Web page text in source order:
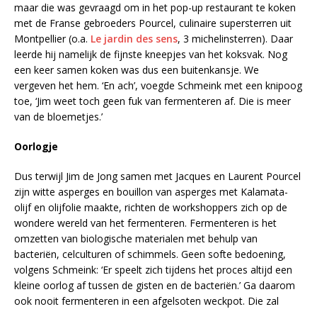
maar die was gevraagd om in het pop-up restaurant te koken
met de Franse gebroeders Pourcel, culinaire supersterren uit
Montpellier (o.a. Le jardin des sens, 3 michelinsterren). Daar
leerde hij namelijk de fijnste kneepjes van het koksvak. Nog
een keer samen koken was dus een buitenkansje. We
vergeven het hem. ‘En ach’, voegde Schmeink met een knipoog
toe, ‘Jim weet toch geen fuk van fermenteren af. Die is meer
van de bloemetjes.’
Oorlogje
Dus terwijl Jim de Jong samen met Jacques en Laurent Pourcel
zijn witte asperges en bouillon van asperges met Kalamata-
olijf en olijfolie maakte, richten de workshoppers zich op de
wondere wereld van het fermenteren. Fermenteren is het
omzetten van biologische materialen met behulp van
bacteriën, celculturen of schimmels. Geen softe bedoening,
volgens Schmeink: ‘Er speelt zich tijdens het proces altijd een
kleine oorlog af tussen de gisten en de bacteriën.’ Ga daarom
ook nooit fermenteren in een afgelsoten weckpot. Die zal